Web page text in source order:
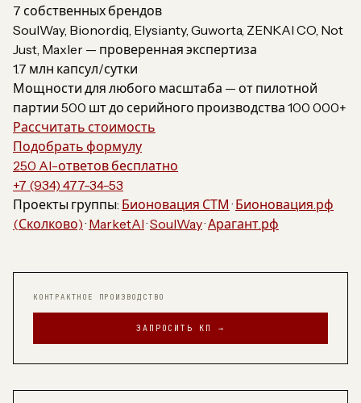
7 собственных брендов
SoulWay, Bionordiq, Elysianty, Guworta, ZENKAI CO, Not
Just, Maxler — проверенная экспертиза
1.7 млн капсул/сутки
Мощности для любого масштаба — от пилотной
партии 500 шт до серийного производства 100 000+
Рассчитать стоимость
Подобрать формулу
250 AI-ответов бесплатно
+7 (934) 477-34-53
Проекты группы: Бионовация СТМ · Бионовация.рф
(Сколково)· MarketAI·SoulWay·Арагант.рф
КОНТРАКТНОЕ ПРОИЗВОДСТВО
ЗАПРОСИТЬ КП →